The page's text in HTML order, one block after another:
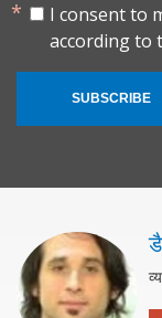
I consent to
according to
SUBSCRIBE